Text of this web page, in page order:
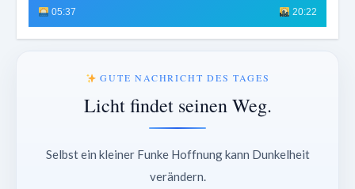
05:37
20:22
GUTE NACHRICHT DES TAGES
Licht findet seinen Weg.
Selbst ein kleiner Funke Hoffnung kann Dunkelheit
verändern.